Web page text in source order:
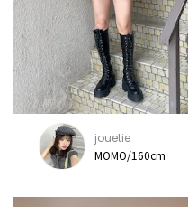
jouetie
MOMO/160cm